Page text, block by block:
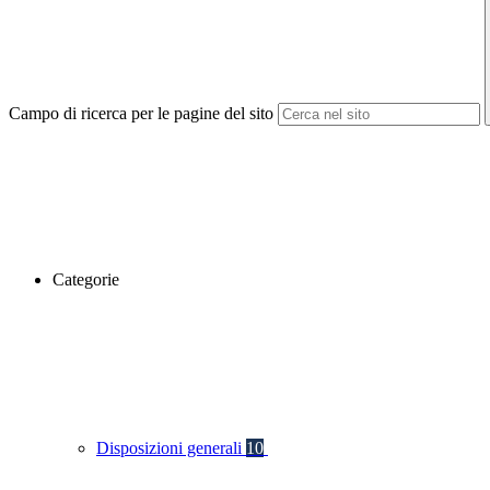
Campo di ricerca per le pagine del sito
Categorie
Disposizioni generali 10